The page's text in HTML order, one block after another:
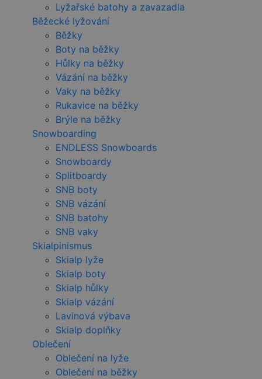
Lyžařské batohy a zavazadla
Běžecké lyžování
Běžky
Boty na běžky
Hůlky na běžky
Vázání na běžky
Vaky na běžky
Rukavice na běžky
Brýle na běžky
Snowboarding
ENDLESS Snowboards
Snowboardy
Splitboardy
SNB boty
SNB vázání
SNB batohy
SNB vaky
Skialpinismus
Skialp lyže
Skialp boty
Skialp hůlky
Skialp vázání
Lavinová výbava
Skialp doplňky
Oblečení
Oblečení na lyže
Oblečení na běžky